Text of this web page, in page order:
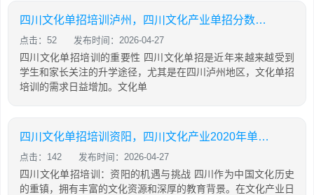
四川文化单招培训泸州，四川文化产业单招分数2020年
点击：52 发布时间：2026-04-27
四川文化单招培训的重要性 四川文化单招是近年来越来越受到
学生和家长关注的升学途径，尤其是在四川泸州地区，文化单招
培训的需求日益增加。文化单
四川文化单招培训资阳，四川文化产业2020年单招考卷
点击：142 发布时间：2026-04-27
四川文化单招培训：资阳的机遇与挑战 四川作为中国文化历史
的重镇，拥有丰富的文化资源和深厚的教育背景。在文化产业日